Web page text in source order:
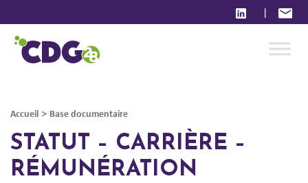
|
Accueil > Base documentaire
STATUT – CARRIÈRE –
RÉMUNÉRATION